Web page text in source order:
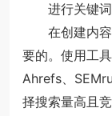
进行关键词
在创建内容
要的。使用工
Ahrefs、
择搜索量高且